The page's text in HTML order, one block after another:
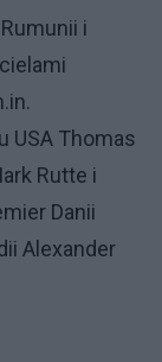
i
USA Thomas
Rutte i
Danii
Alexander